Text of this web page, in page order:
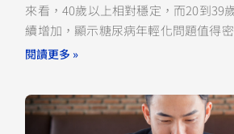
來看，40歲以上相對穩定，而20到39
續增加，顯示糖尿病年輕化問題值得密
閱讀更多 »